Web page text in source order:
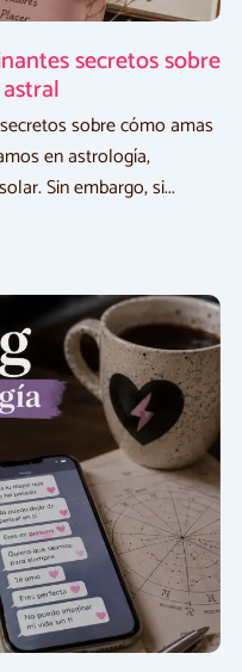
secretos sobre
sobre cómo amas
en astrología,
Sin embargo, si...